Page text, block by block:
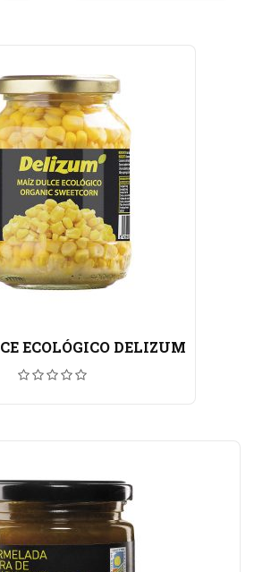
ECOLÓGICO DELIZUM